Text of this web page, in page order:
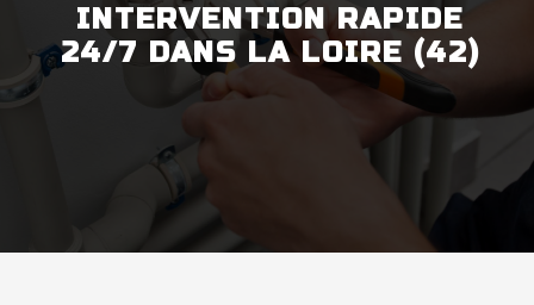
INTERVENTION RAPIDE
24/7 DANS LA LOIRE (42)